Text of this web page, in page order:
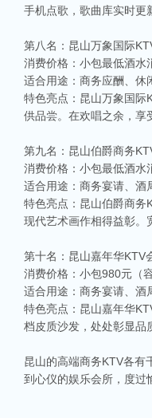
相关推荐
昆山ktv夜场哪里好玩-昆山
昆山天外天KTV以其优雅的环
响，给你带来无与伦比的视听享
昆山ktv哪个比较好-昆山八
让我们一起来看看，昆山有哪些
手机点歌，歌曲库实时更
第八名：昆山万象国际
消费价格：小包最低酒水
适合用途：商务应酬、休
特色亮点：昆山万象国际
供品尝。在欢唱之余，享
第九名：昆山伯爵商务
消费价格：小包最低酒水
适合用途：商务宴请、酒
特色亮点：昆山伯爵商务
现代艺术画作相得益彰。
第十名：昆山嘉年华KTV
消费价格：小包980元（
适合用途：商务宴请、酒
特色亮点：昆山嘉年华
档皮质沙发，处处彰显品
昆山的高端商务KTV各有
到心仪的娱乐会所，度过